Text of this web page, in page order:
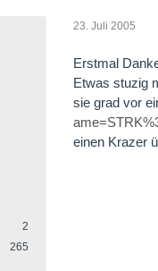
2
265
23. Juli 2005
Erstmal
Etwas stuzig
sie grad vor
einen Krazer